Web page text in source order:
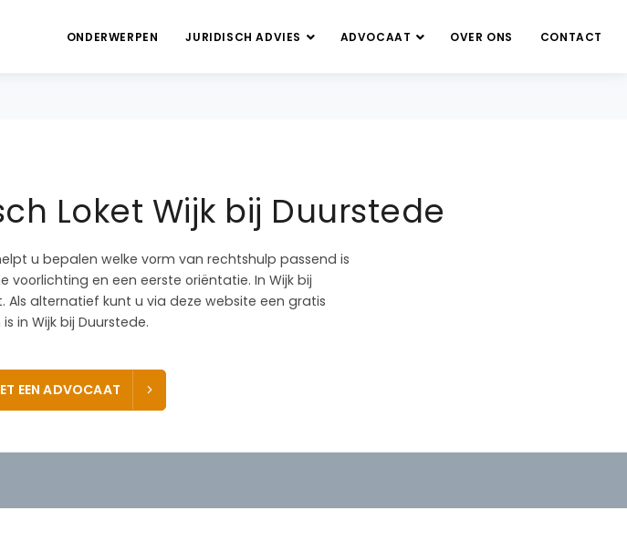
ONDERWERPEN JURIDISCH ADVIES ADVOCAAT OVER ONS CONTACT
Loket Wijk bij Duurstede
u bepalen welke vorm van rechtshulp passend is
en een eerste oriëntatie. In Wijk bij
Als alternatief kunt u via deze website een gratis
in Wijk bij Duurstede.
EEN ADVOCAAT